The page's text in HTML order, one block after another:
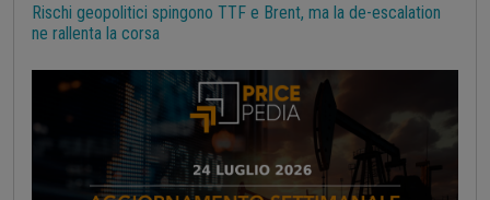
Rischi geopolitici spingono TTF e Brent, ma la de-escalation
ne rallenta la corsa